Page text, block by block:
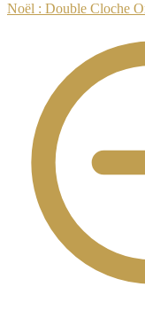
Noël : Double Cloche